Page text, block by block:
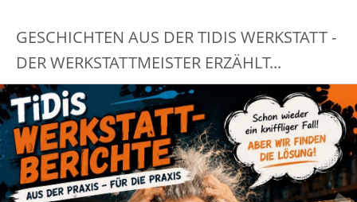
GESCHICHTEN AUS DER TIDIS WERKSTATT -
DER WERKSTATTMEISTER ERZÄHLT...